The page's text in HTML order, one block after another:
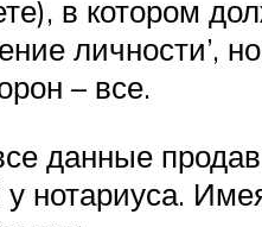
в котором
личности’,
– все.
данные
нотариуса.